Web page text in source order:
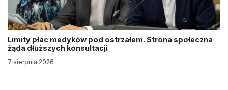
Limity płac medyków pod ostrzałem. Strona społeczna
żąda dłuższych konsultacji
7 sierpnia 2026